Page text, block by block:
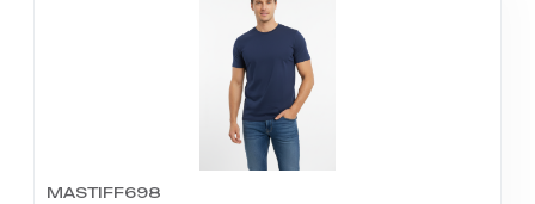
MASTIFF698